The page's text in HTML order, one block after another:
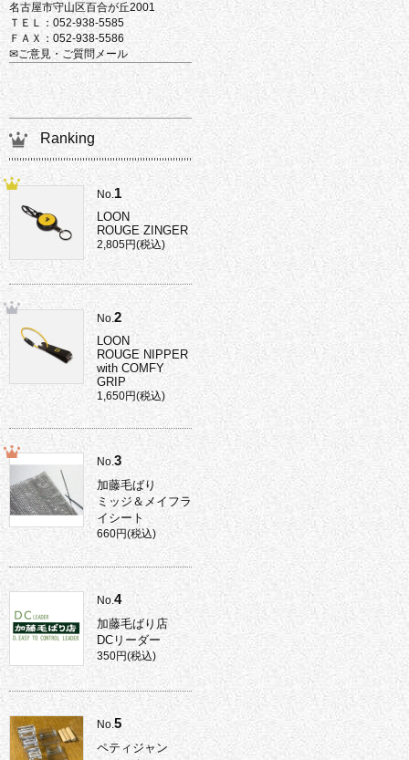
名古屋市守山区百合が丘2001
ＴＥＬ：052-938-5585
ＦＡＸ：052-938-5586
✉ご意見・ご質問メール
Ranking
No. 1
LOON
ROUGE ZINGER
2,805円(税込)
No. 2
LOON
ROUGE NIPPER
with COMFY
GRIP
1,650円(税込)
No.3
加藤毛ばり
ミッジ＆メイフラ
イシート
660円(税込)
No.4
加藤毛ばり店
DCリーダー
350円(税込)
No.5
ペティジャン